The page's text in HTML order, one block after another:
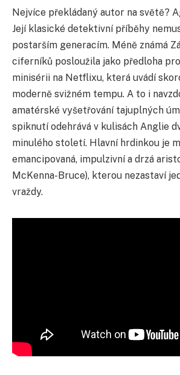
Nejvíce překládaný autor na světě?
Její klasické detektivní příběhy
postarším generacím. Méně známá
ciferníků posloužila jako předloha
minisérii na Netflixu, která uvádí
moderně svižném tempu. A to i
amatérské vyšetřování tajuplných
spiknutí odehrává v kulisách Anglie
minulého století. Hlavní hrdinkou je
emancipovaná, impulzivní a drzá
McKenna-Bruce), kterou nezastaví
vraždy.